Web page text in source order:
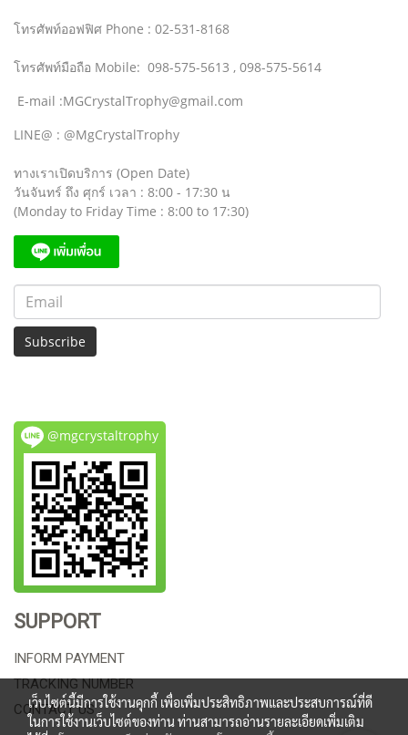
โทรศัพท์ออฟฟิศ Phone : 02-531-8168
โทรศัพท์มือถือ Mobile: 098-575-5613 , 098-575-5614
E-mail :MGCrystalTrophy@gmail.com
LINE@ : @MgCrystalTrophy
ทางเราเปิดบริการ (Open Date)
วันจันทร์ ถึง ศุกร์ เวลา : 8:00 - 17:30 น
(Monday to Friday Time : 8:00 to 17:30)
Subscribe
@mgcrystaltrophy
SUPPORT
INFORM PAYMENT
TRACKING NUMBER
CONTACT US
เว็บไซต์นี้มีการใช้งานคุกกี้ เพื่อเพิ่มประสิทธิภาพและประสบการณ์ที่ดี
ในการใช้งานเว็บไซต์ของท่าน ท่านสามารถอ่านรายละเอียดเพิ่มเติม